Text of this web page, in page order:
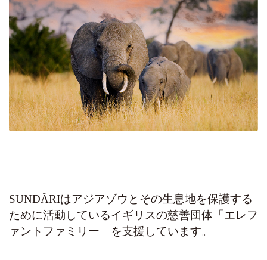
SUNDÃRIはアジアゾウとその生息地を保護する
ために活動しているイギリスの慈善団体「エレフ
ァントファミリー」を支援しています。